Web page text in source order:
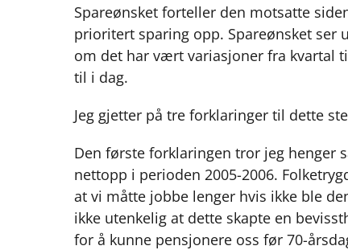
Spareønsket forteller den motsatte
prioritert sparing opp. Spareønsket ser
om det har vært variasjoner fra kvartal
til i dag.
Jeg gjetter på tre forklaringer til dette
Den første forklaringen tror jeg henger
nettopp i perioden 2005-2006.
at vi måtte jobbe lenger hvis ikke ble
ikke utenkelig at dette skapte en
for å kunne pensjonere oss før 70-